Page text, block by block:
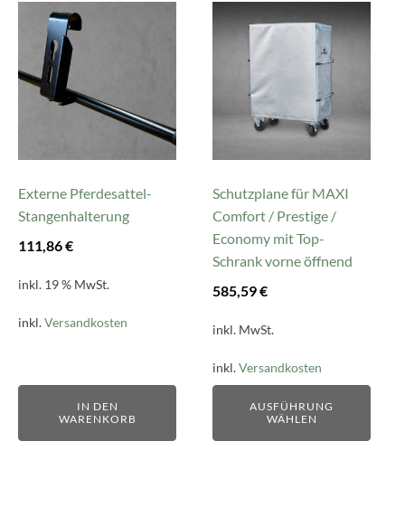
Externe Pferdesattel-
Stangenhalterung
111,86€
inkl. 19 % MwSt.
inkl.Versandkosten
IN DEN
WARENKORB
Schutzplane für MAXI
Comfort / Prestige /
Economy mit Top-
Schrank vorne öffnend
585,59€
inkl. MwSt.
inkl.Versandkosten
AUSFÜHRUNG
WÄHLEN
Produkt
mehrere
Varianten
können
auf
der
Produktseite
gewählt